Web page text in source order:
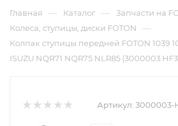
Главная — Каталог — Запчасти на
Колеса, ступицы, диски FOTON —
Колпак ступицы передней FOTON 1039
ISUZU NQR71 NQR75 NLR85 (3000003
Артикул: 3000003-